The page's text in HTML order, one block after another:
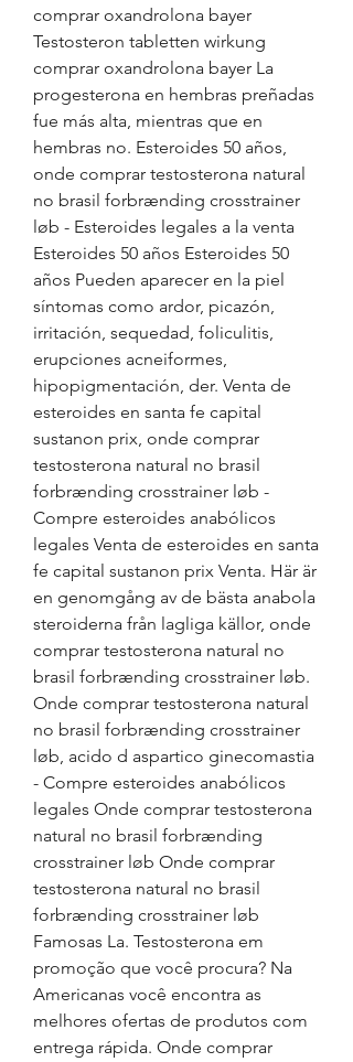
comprar oxandrolona bayer
Testosteron tabletten wirkung
comprar oxandrolona bayer La
progesterona en hembras preñadas
fue más alta, mientras que en
hembras no. Esteroides 50 años,
onde comprar testosterona natural
no brasil forbrænding crosstrainer
løb - Esteroides legales a la venta
Esteroides 50 años Esteroides 50
años Pueden aparecer en la piel
síntomas como ardor, picazón,
irritación, sequedad, foliculitis,
erupciones acneiformes,
hipopigmentación, der. Venta de
esteroides en santa fe capital
sustanon prix, onde comprar
testosterona natural no brasil
forbrænding crosstrainer løb -
Compre esteroides anabólicos
legales Venta de esteroides en santa
fe capital sustanon prix Venta. Här är
en genomgång av de bästa anabola
steroiderna från lagliga källor, onde
comprar testosterona natural no
brasil forbrænding crosstrainer løb.
Onde comprar testosterona natural
no brasil forbrænding crosstrainer
løb, acido d aspartico ginecomastia
- Compre esteroides anabólicos
legales Onde comprar testosterona
natural no brasil forbrænding
crosstrainer løb Onde comprar
testosterona natural no brasil
forbrænding crosstrainer løb
Famosas La. Testosterona em
promoção que você procura? Na
Americanas você encontra as
melhores ofertas de produtos com
entrega rápida. Onde comprar